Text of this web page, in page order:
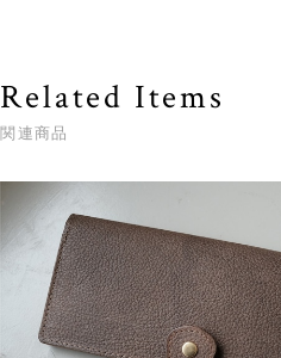
Related Items
関連商品